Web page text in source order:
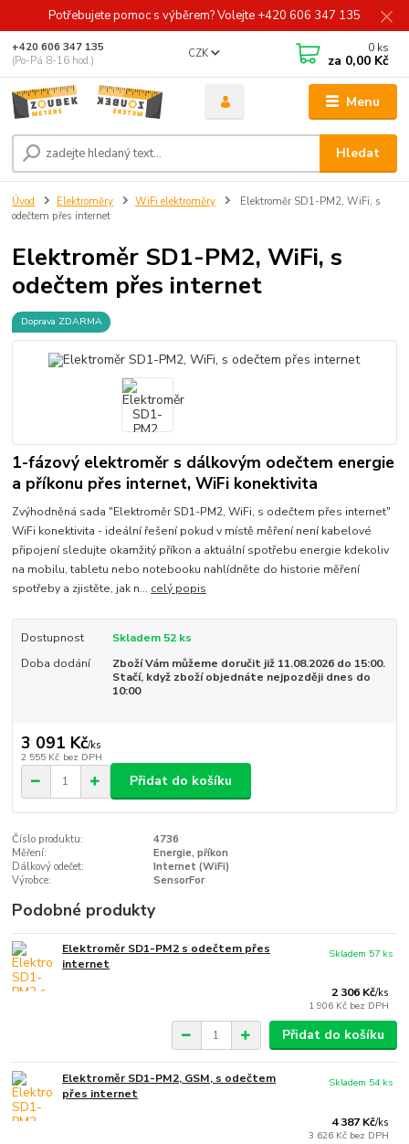
Potřebujete pomoc s výběrem? Volejte +420 606 347 135
Menu
CZK
Hledat
+420 606 347 135
(Po-Pá 8-16 hod.)
0 ks
za 0,00 Kč
Úvod Elektroměry WiFi elektroměry
Elektroměr SD1-PM2, WiFi, s
odečtem přes internet
Elektroměr SD1-PM2, WiFi, s
odečtem přes internet
Doprava ZDARMA
1-fázový elektroměr s dálkovým odečtem energie
a příkonu přes internet, WiFi konektivita
Zvýhodněná sada "Elektroměr SD1-PM2, WiFi, s odečtem přes internet"
WiFi konektivita - ideální řešení pokud v místě měření není kabelové
připojení sledujte okamžitý příkon a aktuální spotřebu energie kdekoliv
na mobilu, tabletu nebo notebooku nahlídněte do historie měření
spotřeby a zjistěte, jak n... celý popis
Dostupnost
Skladem 52 ks
Doba dodání
Zboží Vám můžeme doručit již 11.08.2026 do 15:00.
Stačí, když zboží objednáte nejpozději dnes do
10:00
3 091 Kč/ks
2 555 Kč bez DPH
Přidat do košíku
Číslo produktu:
4736
Měření:
Energie, příkon
Dálkový odečet:
Internet (WiFi)
Výrobce:
SensorFor
Podobné produkty
Elektroměr SD1-PM2 s odečtem přes
internet
2 306 Kč/ks
1 906 Kč bez DPH
Skladem 57 ks
Přidat do košíku
Elektroměr SD1-PM2, GSM, s odečtem
přes internet
4 387 Kč/ks
3 626 Kč bez DPH
Skladem 54 ks